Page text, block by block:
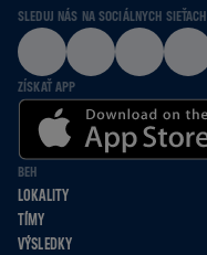
SLEDUJ NÁS NA SOCIÁLNYCH SIEŤACH
ZÍSKAŤ APP
BEH
LOKALITY
TÍMY
VÝSLEDKY